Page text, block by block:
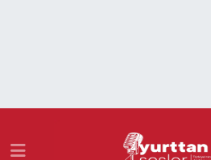
Namaz Vakitleri